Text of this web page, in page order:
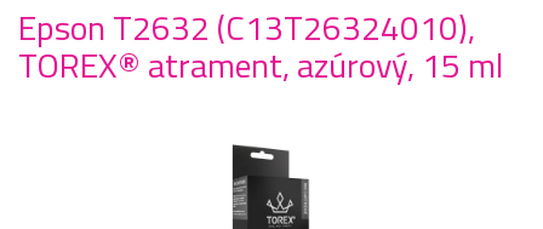
Epson T2632 (C13T26324010),
TOREX® atrament, azúrový, 15 ml